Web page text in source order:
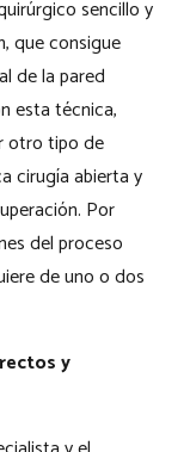
sencillo y
que consigue
de la pared
esta técnica,
otro tipo de
cirugía abierta y
Por
del proceso
de uno o dos
y